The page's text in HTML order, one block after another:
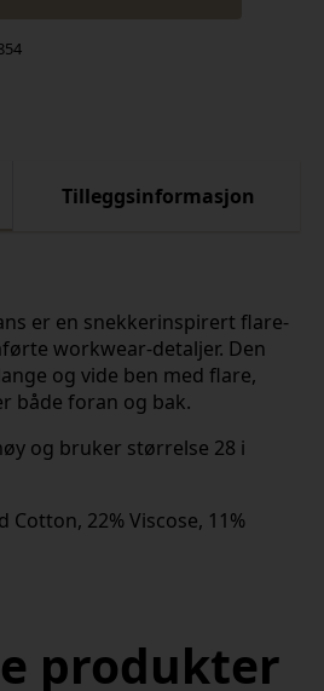
Tilleggsinformasjon
er en snekkerinspirert flare-
workwear-detaljer. Den
og vide ben med flare,
både foran og bak.
og bruker størrelse 28 i
Cotton, 22% Viscose, 11%
produkter